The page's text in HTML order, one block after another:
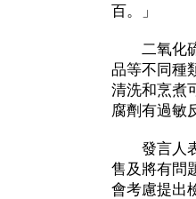
百。」
二氧化硫
品等不同種
清洗和烹煮
腐劑有過敏
發言人表
售及將有問
會考慮提出